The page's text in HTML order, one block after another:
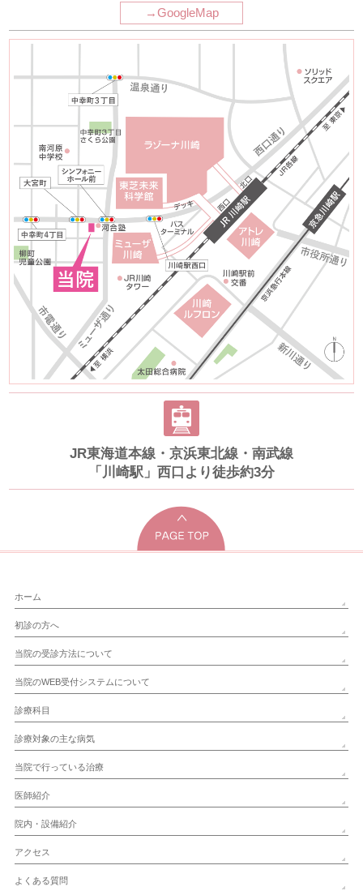
→GoogleMap
JR東海道本線・京浜東北線・南武線
「川崎駅」西口より徒歩約3分
ホーム
初診の方へ
当院の受診方法について
当院のWEB受付システムについて
診療科目
診療対象の主な病気
当院で行っている治療
医師紹介
院内・設備紹介
アクセス
よくある質問